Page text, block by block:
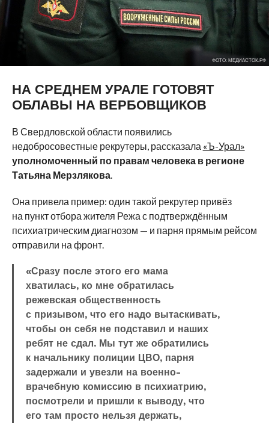
ФОТО: МЕДИАСТОК.РФ
НА СРЕДНЕМ УРАЛЕ ГОТОВЯТ
ОБЛАВЫ НА ВЕРБОВЩИКОВ
В Свердловской области появились
недобросовестные рекрутеры, рассказала «Ъ-Урал»
уполномоченный по правам человека в регионе
Татьяна Мерзлякова.
Она привела пример: один такой рекрутер привёз
на пункт отбора жителя Режа с подтверждённым
психиатрическим диагнозом — и парня прямым рейсом
отправили на фронт.
«Сразу после этого его мама
хватилась, ко мне обратилась
режевская общественность
с призывом, что его надо вытаскивать,
чтобы он себя не подставил и наших
ребят не сдал. Мы тут же обратились
к начальнику полиции ЦВО, парня
задержали и увезли на военно-
врачебную комиссию в психиатрию,
посмотрели и пришли к выводу, что
его там просто нельзя держать,